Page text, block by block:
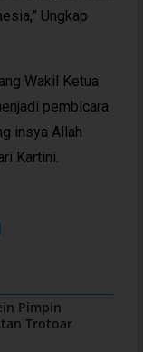
Ungkap
Wakil Ketua
pembicara
insya Allah
Kartini.
Pimpin
Trotoar